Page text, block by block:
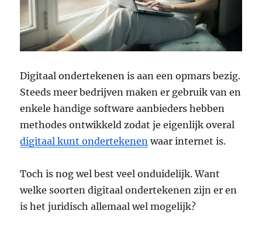
Digitaal ondertekenen is aan een opmars bezig.
Steeds meer bedrijven maken er gebruik van en
enkele handige software aanbieders hebben
methodes ontwikkeld zodat je eigenlijk overal
digitaal kunt ondertekenen waar internet is.
Toch is nog wel best veel onduidelijk. Want
welke soorten digitaal ondertekenen zijn er en
is het juridisch allemaal wel mogelijk?